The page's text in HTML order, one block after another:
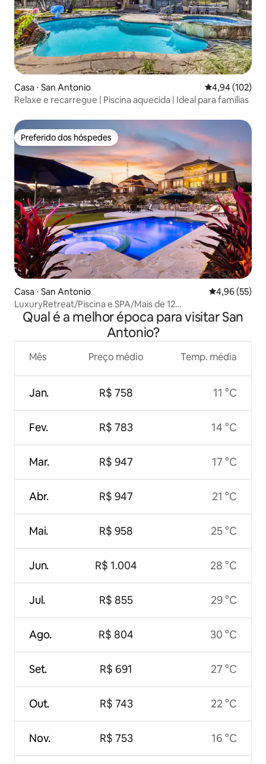
Casa ⋅ San Antonio 4,94 de uma
4,94 (102)
Relaxe e recarregue | Piscina aquecida | Ideal para famílias
Preferido dos hóspedes
Preferido dos hóspedes
Casa ⋅ San Antonio 4,96 de uma
4,96 (55)
LuxuryRetreat/Piscina e SPA/Mais de 12
hóspedes/Fliperama/Churrasco
Qual é a melhor época para visitar San
Antonio?
Mês
Jan.
Fev.
Mar.
Abr.
Mai.
Jun.
Jul.
Ago.
Set.
Out.
Nov.
Preço médio
R$ 758
R$ 783
R$ 947
R$ 947
R$ 958
R$ 1.004
R$ 855
R$ 804
R$ 691
R$ 743
R$ 753
Temp. média
11 °C
14 °C
17 °C
21 °C
25 °C
28 °C
29 °C
30 °C
27 °C
22 °C
16 °C